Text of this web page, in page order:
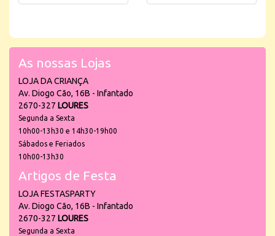
As nossas Lojas
LOJA DA CRIANÇA
Av. Diogo Cão, 16B - Infantado
2670-327 LOURES
Segunda a Sexta
10h00-13h30 e 14h30-19h00
Sábados e Feriados
10h00-13h30
Artigos de Festa
LOJA FESTASPARTY
Av. Diogo Cão, 16B - Infantado
2670-327 LOURES
Segunda a Sexta